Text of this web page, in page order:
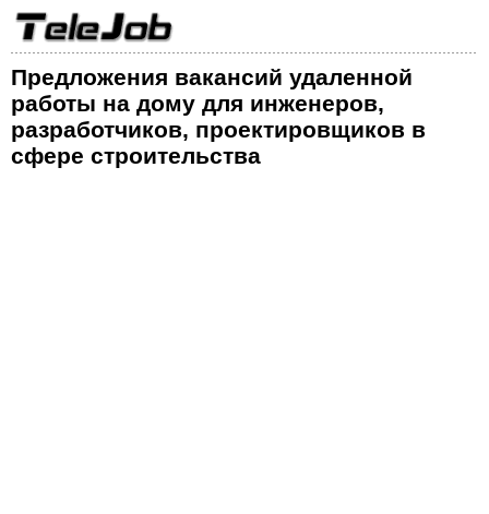
Предложения вакансий удаленной
работы на дому для инженеров,
разработчиков, проектировщиков в
сфере строительства